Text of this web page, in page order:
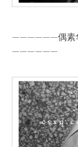
——————偶素华
——————